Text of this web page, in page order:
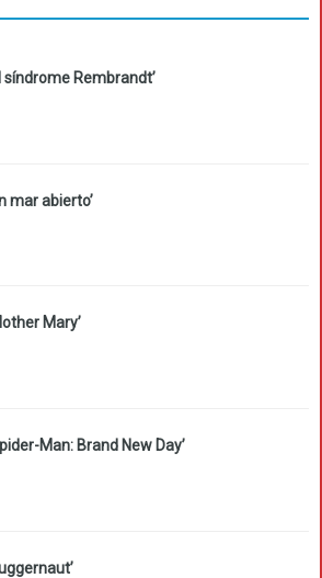
síndrome Rembrandt’
mar abierto’
Mary’
Man: Brand New Day’